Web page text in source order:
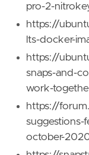
pro-2-
https://
lts-docker-
https://
snaps-and-
work-
https://
suggestions-
october-